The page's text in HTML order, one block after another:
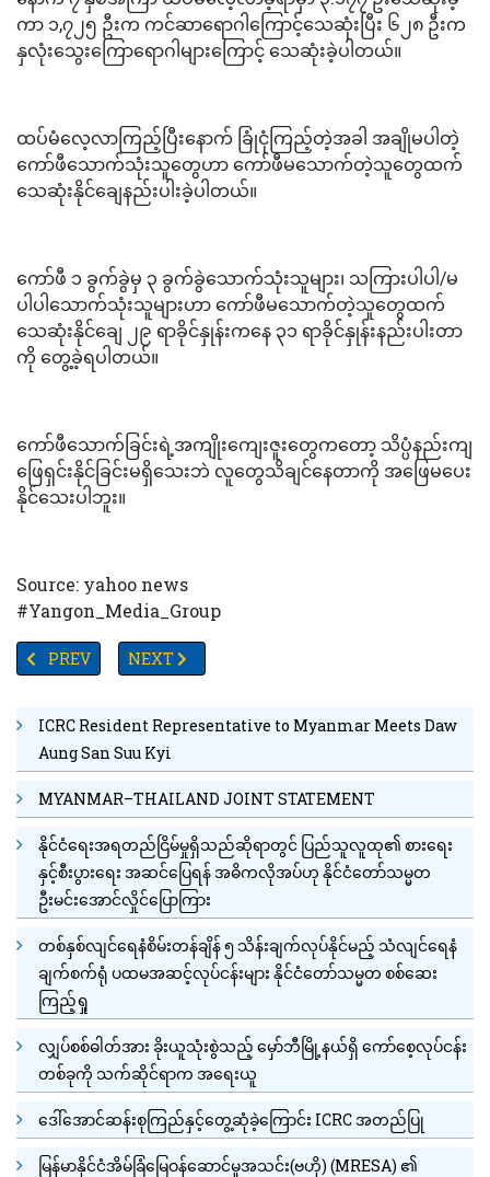
ကာ ၁,၇၂၅ ဦးက ကင်ဆာရောဂါကြောင့်သေဆုံးပြီး ၆၂၈ ဦးက
နှလုံးသွေးကြောရောဂါများကြောင့် သေဆုံးခဲ့ပါတယ်။
ထပ်မံလေ့လာကြည့်ပြီးနောက် ခြုံငုံကြည့်တဲ့အခါ အချိုမပါတဲ့
ကော်ဖီသောက်သုံးသူတွေဟာ ကော်ဖီမသောက်တဲ့သူတွေထက်
သေဆုံးနိုင်ချေနည်းပါးခဲ့ပါတယ်။
ကော်ဖီ ၁ ခွက်ခွဲမှ ၃ ခွက်ခွဲသောက်သုံးသူများ၊ သကြားပါပါ/မ
ပါပါသောက်သုံးသူများဟာ ကော်ဖီမသောက်တဲ့သူတွေထက်
သေဆုံးနိုင်ချေ ၂၉ ရာခိုင်နှုန်းကနေ ၃၁ ရာခိုင်နှုန်းနည်းပါးတာ
ကို တွေ့ခဲ့ရပါတယ်။
ကော်ဖီသောက်ခြင်းရဲ့အကျိုးကျေးဇူးတွေကတော့ သိပ္ပံနည်းကျ
ဖြေရှင်းနိုင်ခြင်းမရှိသေးဘဲ လူတွေသိချင်နေတာကို အဖြေမပေး
နိုင်သေးပါဘူး။
Source: yahoo news
#Yangon_Media_Group
PREVIOUS ARTICLE: ဖေ့စ်ဘုတ်(မက်တာပလက်ဖောင်း)၏ ဒု
PREV NEXT ARTICLE: အားကစားခန်းမထဲရှိ လေထုကဘာက
NEXT
ICRC Resident Representative to Myanmar Meets Daw
Aung San Suu Kyi
MYANMAR–THAILAND JOINT STATEMENT
နိုင်ငံရေးအရတည်ငြိမ်မှုရှိသည်ဆိုရာတွင် ပြည်သူလူထု၏ စားရေး
နှင့်စီးပွားရေး အဆင်ပြေရန် အဓိကလိုအပ်ဟု နိုင်ငံတော်သမ္မတ
ဦးမင်းအောင်လှိုင်ပြောကြား
တစ်နှစ်လျင်ရေနံစိမ်းတန်ချိန် ၅ သိန်းချက်လုပ်နိုင်မည့် သံလျင်ရေနံ
ချက်စက်ရုံ ပထမအဆင့်လုပ်ငန်းများ နိုင်ငံတော်သမ္မတ စစ်ဆေး
ကြည့်ရှု
လျှပ်စစ်ဓါတ်အား ခိုးယူသုံးစွဲသည့် မှော်ဘီမြို့နယ်ရှိ ကော်စေ့လုပ်ငန်း
တစ်ခုကို သက်ဆိုင်ရာက အရေးယူ
ဒေါ်အောင်ဆန်းစုကြည်နှင့်တွေ့ဆုံခဲ့ကြောင်း ICRC အတည်ပြု
မြန်မာနိုင်ငံအိမ်ခြံမြေဝန်ဆောင်မှုအသင်း(ဗဟို) (MRESA) ၏